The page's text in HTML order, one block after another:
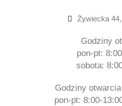
Żywiecka
Godziny
pon-pt:
sobota:
Godziny
pon-pt: 8:00-